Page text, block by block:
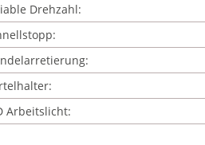
Drehzahl:
Arbeitslicht: